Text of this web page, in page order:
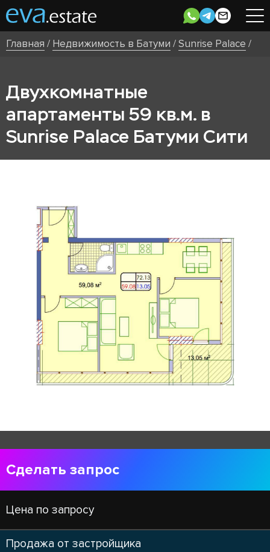
Главная / Недвижимость в Батуми /Sunrise Palace /
Двухкомнатные
апартаменты 59 кв.м. в
Sunrise Palace Батуми Сити
Сделать запрос
Цена по запросу
Продажа от застройщика